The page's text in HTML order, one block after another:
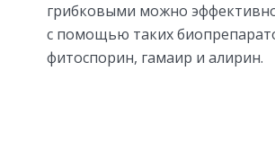
грибковыми можно
с помощью таких
фитоспорин, гамаир и алирин.